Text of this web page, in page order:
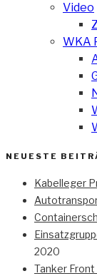
Video
WKA
NEUESTE
Kabelleger
2020
Tanker Front